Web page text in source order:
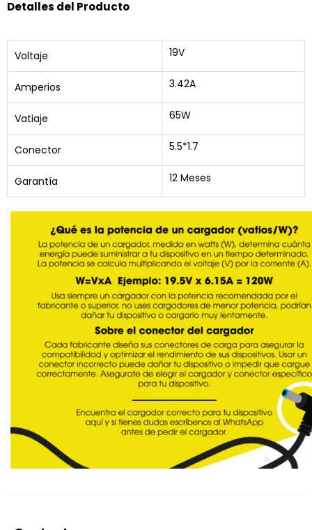
Detalles del Producto
Voltaje 19V
Amperios 3.42A
Vatiaje 65W
Conector 5.5*1.7
Garantía 12 Meses